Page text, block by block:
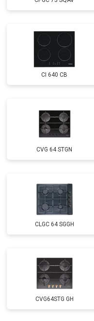
CI 640 CB
CVG 64 STGN
CLGC 64 SGGH
CVG64STG GH